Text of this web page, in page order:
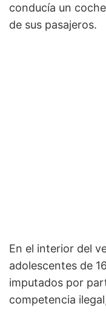
conducía un
de sus pasajeros.
En el interior del
adolescentes de
imputados por
competencia